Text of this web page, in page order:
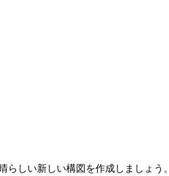
しい新しい構図を作成しましょう。